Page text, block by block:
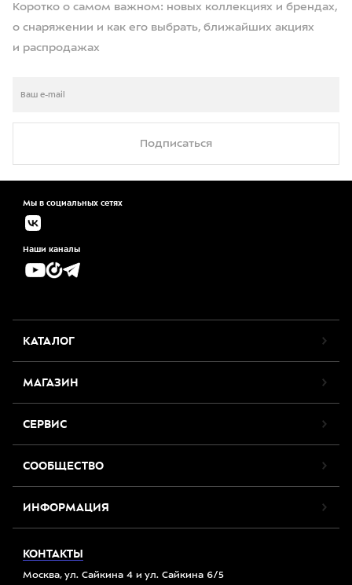
Коротко о самом важном: новых коллекциях и брендах,
о снаряжении и как его выбрать, ближайших акциях
и распродажах
Подписаться
Мы в социальных сетях
Наши каналы
КАТАЛОГ
МАГАЗИН
СЕРВИС
СООБЩЕСТВО
ИНФОРМАЦИЯ
КОНТАКТЫ
Москва, ул. Сайкина 4 и ул. Сайкина 6/5